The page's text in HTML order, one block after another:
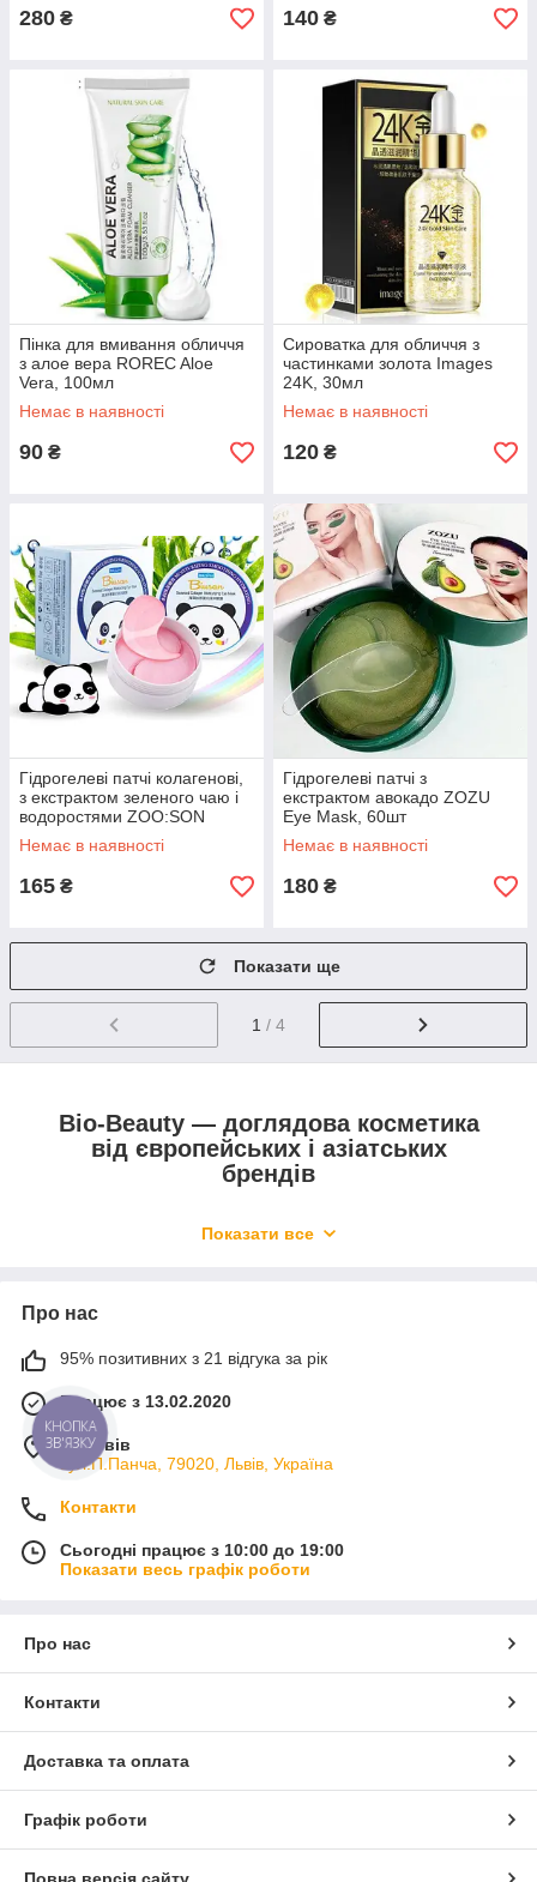
280 ₴ 140 ₴
Пінка для вмивання обличчя
з алое вера ROREC Aloe
Vera, 100мл
Немає в наявності
90 ₴
Сироватка для обличчя з
частинками золота Images
24K, 30мл
Немає в наявності
120 ₴
Гідрогелеві патчі колагенові,
з екстрактом зеленого чаю і
водоростями ZOO:SON
Collagen Seaweed Eye Mask,
60шт
Немає в наявності
165 ₴
Гідрогелеві патчі з
екстрактом авокадо ZOZU
Eye Mask, 60шт
Немає в наявності
180 ₴
Показати ще
1 / 4
Bio-Beauty — доглядова косметика
від європейських і азіатських
брендів
Постійно нарощуємо номенклатуру і
забезпечити постійну наявність косметики
і її швидку відправку.
Допомагаємо обрати відповідні для вас
за шкірою.
Самостійно використовуємо пропоновану
Наш асторимент
Показати все
Про нас
95% позитивних з 21 відгука за рік
Працює з 13.02.2020
м. Львів
вул.П.Панча, 79020, Львів, Україна
Контакти
Сьогодні працює з 10:00 до 19:00
Показати весь графік роботи
Про нас
Контакти
Доставка та оплата
Графік роботи
КНОПКА
ЗВ'ЯЗКУ